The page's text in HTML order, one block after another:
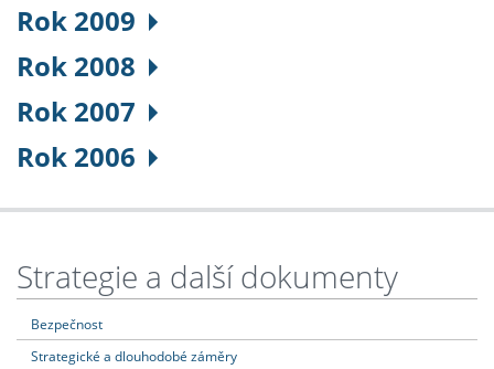
Rok 2009
Rok 2008
Rok 2007
Rok 2006
Strategie a další dokumenty
Bezpečnost
Strategické a dlouhodobé záměry